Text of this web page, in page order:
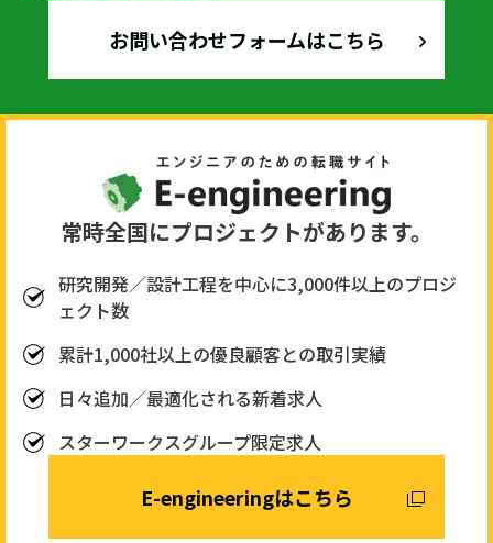
お問い合わせフォームはこちら
常時全国にプロジェクトがあります。
研究開発／設計工程を中心に3,000件以上のプロジ
ェクト数
累計1,000社以上の優良顧客との取引実績
日々追加／最適化される新着求人
スターワークスグループ限定求人
E-engineeringはこちら